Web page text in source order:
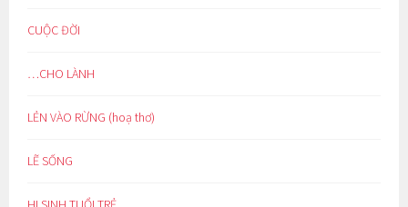
CUỘC ĐỜI
…CHO LÀNH
LẺN VÀO RỪNG (hoạ thơ)
LẼ SỐNG